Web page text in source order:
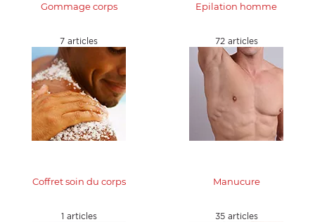
Gommage corps
7 articles
Epilation homme
72 articles
Coffret soin du corps
1 articles
Manucure
35 articles